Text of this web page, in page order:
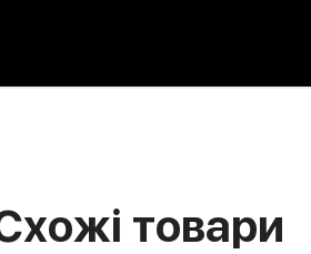
товари